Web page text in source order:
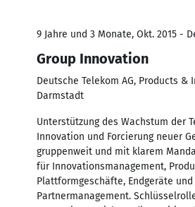
9 Jahre und 3 Monate, Okt. 2015 -
Group Innovation
Deutsche Telekom AG, Products &
Darmstadt
Unterstützung des Wachstum der
Innovation und Forcierung neuer
gruppenweit und mit klarem
für Innovationsmanagement,
Plattformgeschäfte, Endgeräte und
Partnermanagement.